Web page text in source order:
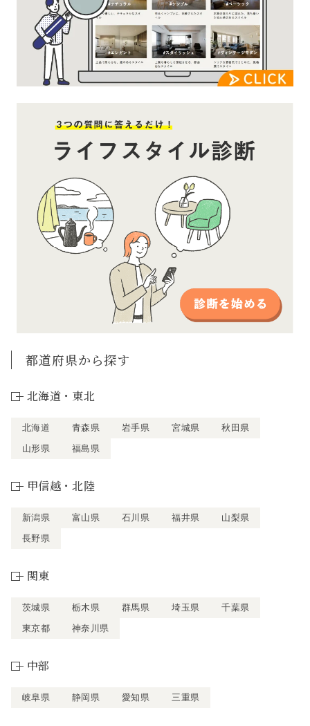
都道府県から探す
北海道・東北
北海道 青森県 岩手県 宮城県
秋田県
山形県
福島県
甲信越・北陸
新潟県 富山県 石川県 福井県
山梨県
長野県
関東
茨城県 栃木県 群馬県 埼玉県
千葉県
東京都
神奈川県
中部
岐阜県 静岡県 愛知県 三重県